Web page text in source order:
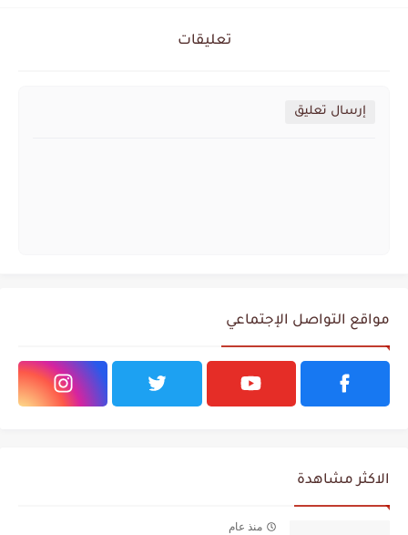
تعليقات
إرسال تعليق
مواقع التواصل الإجتماعي
الاكثر مشاهدة
منذ عام